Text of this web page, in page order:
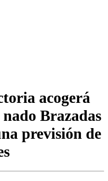
acogerá
Brazadas
previsión de